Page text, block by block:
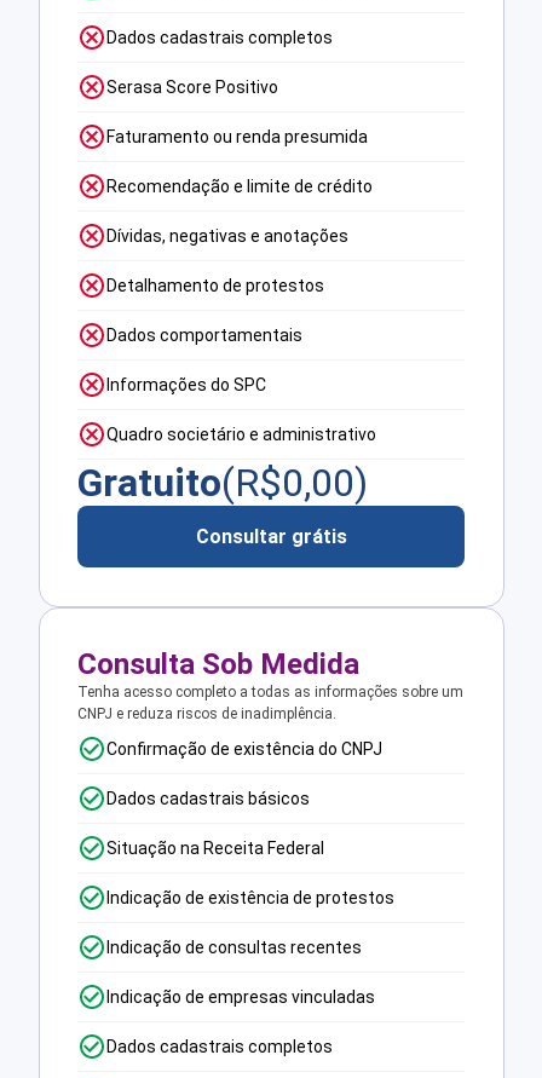
Dados cadastrais completos
Serasa Score Positivo
Faturamento ou renda presumida
Recomendação e limite de crédito
Dívidas, negativas e anotações
Detalhamento de protestos
Dados comportamentais
Informações do SPC
Quadro societário e administrativo
Gratuito(R$0,00)
Consultar grátis
Consulta Sob Medida
Tenha acesso completo a todas as informações sobre um
CNPJ e reduza riscos de inadimplência.
Confirmação de existência do CNPJ
Dados cadastrais básicos
Situação na Receita Federal
Indicação de existência de protestos
Indicação de consultas recentes
Indicação de empresas vinculadas
Dados cadastrais completos